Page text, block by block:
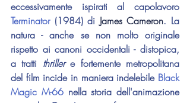
Terminator (1984) di James Cameron. La
natura - anche se non molto originale
rispetto ai canoni occidentali - distopica,
a tratti thriller e fortemente metropolitana
del film incide in maniera indelebile Black
Magic M-66 nella storia dell'animazione